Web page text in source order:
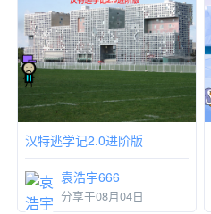
汉特逃学记2.0进阶版
袁浩宇666
分享于08月04日